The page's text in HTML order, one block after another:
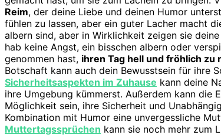
Reim, der deine Liebe und deinen Humor
fühlen zu lassen, aber ein guter Lacher macht
albern sind, aber in Wirklichkeit zeigen sie
hab keine Angst, ein bisschen albern oder
genommen hast, ihren Tag hell und fröhlich zu
Botschaft kann auch dein Bewusstsein für ihre
Sicherheitsaspekten im Zuhause kann deine
ihre Umgebung kümmerst. Außerdem kann die
Möglichkeit sein, ihre Sicherheit und
Kombination mit Humor eine unvergessliche
Muttertagssprüchen kann sie noch mehr zum